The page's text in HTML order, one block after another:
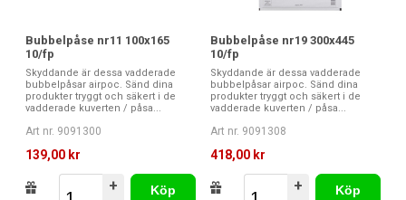
Bubbelpåse nr11 100x165
10/fp
Skyddande är dessa vadderade
bubbelpåsar airpoc. Sänd dina
produkter tryggt och säkert i de
vadderade kuverten / påsa...
Art nr. 9091300
139,00 kr
+
Köp
Bubbelpåse nr19 300x445
10/fp
Skyddande är dessa vadderade
bubbelpåsar airpoc. Sänd dina
produkter tryggt och säkert i de
vadderade kuverten / påsa...
Art nr. 9091308
418,00 kr
+
Köp